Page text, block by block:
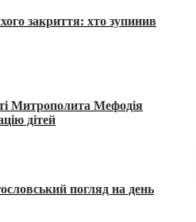
закриття: хто зупинив
Митрополита Мефодія
дітей
погляд на день